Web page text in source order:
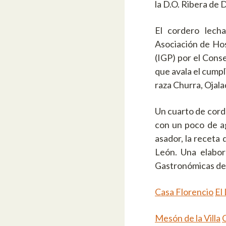
la D.O. Ribera de
El cordero
Asociación de
(IGP) por el
que avala el
raza Churra,
Un cuarto de
con un poco de
asador, la receta
León. Una
Gastronómicas
Casa Florencio El
Mesón de la Villa